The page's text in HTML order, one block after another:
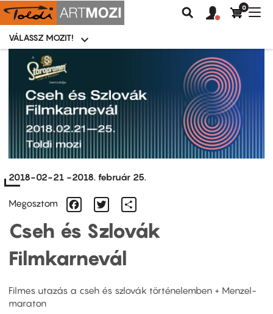
tartalomra
Moziválasztó
menü
VÁLASSZ MOZIT!
Keresés
Felhasználói
fiók
0
2018-02-21 -2018. február 25.
Megosztom Facebook
Twitter
Cseh és Szlovák
Filmkarnevál
Filmes utazás a cseh és szlovák történelemben + Menzel-
maraton